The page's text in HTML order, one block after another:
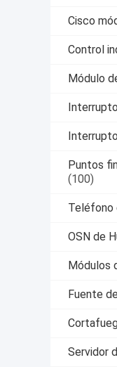
Cisco
Control
Módulo
Puntos
(100)
Teléfono
OSN de
Módulos
Fuente
Servidor